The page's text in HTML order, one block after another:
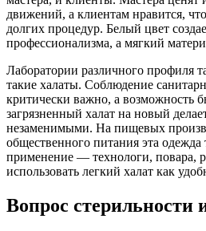
движений, а клиентам нравится,
долгих процедур. Белый цвет
профессионализма, а мягкий
Лаборатории различного профиля
такие халаты. Соблюдение
критически важно, а возможность
загрязненный халат на новый
незаменимыми. На пищевых
общественного питания эта одежда
применение — технологи, повара,
использовать легкий халат как
Вопрос стерильности